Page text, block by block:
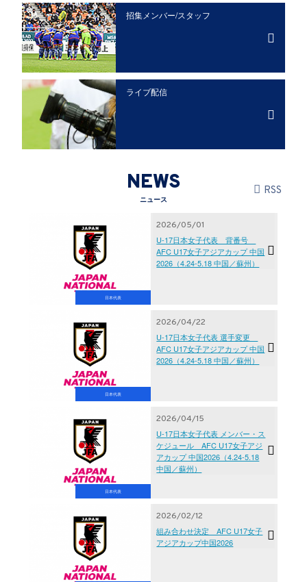
招集メンバー/スタッフ
ライブ配信
NEWS
ニュース
RSS
日本代表
2026/05/01
U-17日本女子代表 背番号
AFC U17女子アジアカップ 中国
2026（4.24-5.18 中国／蘇州）
日本代表
2026/04/22
U-17日本女子代表 選手変更
AFC U17女子アジアカップ 中国
2026（4.24-5.18 中国／蘇州）
日本代表
2026/04/15
U-17日本女子代表 メンバー・ス
ケジュール AFC U17女子アジ
アカップ 中国2026（4.24-5.18
中国／蘇州）
2026/02/12
組み合わせ決定 AFC U17女子
アジアカップ中国2026